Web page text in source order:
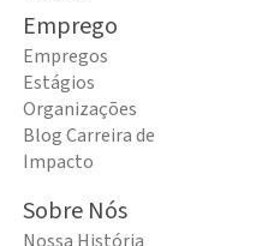
Emprego
Empregos
Estágios
Organizações
Blog Carreira de
Impacto
Sobre Nós